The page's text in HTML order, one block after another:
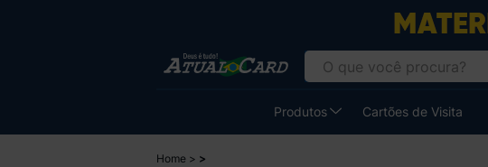
Produtos Cartões de Visita
Home